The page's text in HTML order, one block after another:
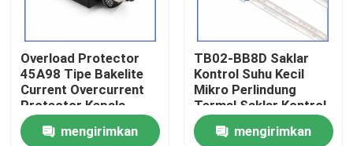
Kontrol Kualitas
Hubungi Kami
Overload Protector
45A98 Tipe Bakelite
Current Overcurrent
Protector Kepala
Hitam Dengan Nut
Gasketmengirimkan
TB02-BB8D Saklar
Kontrol Suhu Kecil
Mikro Perlindung
Termal Saklar Kontrol
Suhu Termostat
mengirimkan